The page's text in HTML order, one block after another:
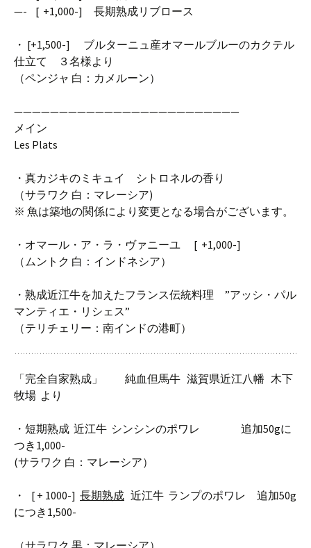
—- [ +1,000-] 長期熟成リブロース
・ [+1,500-] ブルターニュ産オマールブルーのカクテル
仕立て ３名様より
（ペンジャ 白：カメルーン）
—————————————————————————
メイン
Les Plats
・真カジキのミキュイ シトロネルの香り
（サラワク 白：マレーシア)
※ 魚は築地の関係により変更となる場合がございます。
・オマール・ア・ラ・ヴァニーユ [ +1,000-]
（ムントク 白：インドネシア）
・熟成近江牛を加えたフランス伝統料理 ”アッシ・パル
マンティエ・リシェス”
（テリチェリー：南インドの港町）
「完全自家熟成」 純血但馬牛 滋賀県近江八幡 木下
牧場 より
・短期熟成 近江牛 シンシンのポワレ 追加50gに
つき1,000-
(サラワク 白：マレーシア）
・ [ + 1000-] 長期熟成 近江牛 ランプのポワレ 追加50g
につき1,500-
（サラワク 黒：マレーシア）